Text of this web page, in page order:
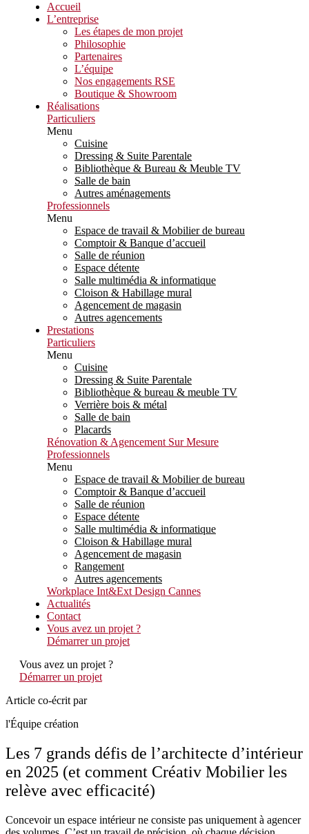
Accueil
L’entreprise
Les étapes de mon projet
Philosophie
Partenaires
L’équipe
Nos engagements RSE
Boutique & Showroom
Réalisations
Particuliers
Menu
Cuisine
Dressing & Suite Parentale
Bibliothèque & Bureau & Meuble TV
Salle de bain
Autres aménagements
Professionnels
Menu
Espace de travail & Mobilier de bureau
Comptoir & Banque d’accueil
Salle de réunion
Espace détente
Salle multimédia & informatique
Cloison & Habillage mural
Agencement de magasin
Autres agencements
Prestations
Particuliers
Menu
Cuisine
Dressing & Suite Parentale
Bibliothèque & bureau & meuble TV
Verrière bois & métal
Salle de bain
Placards
Rénovation & Agencement Sur Mesure
Professionnels
Menu
Espace de travail & Mobilier de bureau
Comptoir & Banque d’accueil
Salle de réunion
Espace détente
Salle multimédia & informatique
Cloison & Habillage mural
Agencement de magasin
Rangement
Autres agencements
Workplace Int&Ext Design Cannes
Actualités
Contact
Vous avez un projet ?
Démarrer un projet
Vous avez un projet ?
Démarrer un projet
Article co-écrit par
l'Équipe création
Les 7 grands défis de l’architecte d’intérieur
en 2025 (et comment Créativ Mobilier les
relève avec efficacité)
Concevoir un espace intérieur ne consiste pas uniquement à agencer